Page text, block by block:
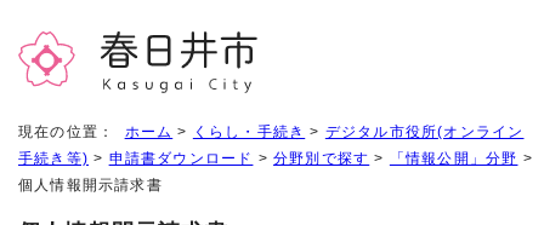
現在の位置： ホーム > くらし・手続き > デジタル市役所(オンライン
手続き等) > 申請書ダウンロード >分野別で探す > 「情報公開」分野 >
個人情報開示請求書